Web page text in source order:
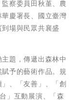
察委員田秋堇、農
慶署長、國立臺灣
場與民眾共襄盛
題，傳遞出森林中
予的藝術作品。規
、「友善」、「創
」互動展演、「森